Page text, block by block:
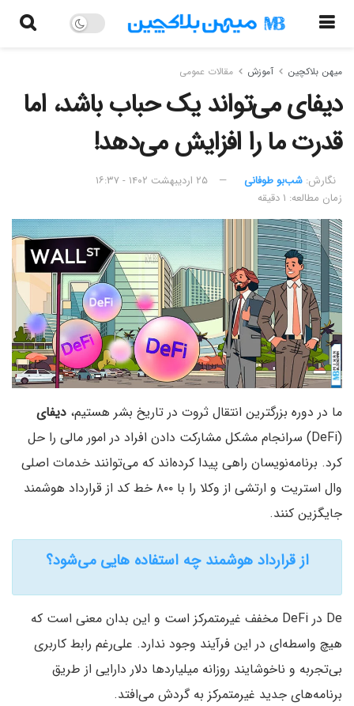
میهن بلاکچین آموزش مقالات عمومی
دیفای می‌تواند یک حباب باشد، اما
قدرت ما را افزایش می‌دهد!
نگارش:‌ شب‌بو طوفانی
۲۵ اردیبهشت ۱۴۰۲ - ۱۶:۳۷
زمان مطالعه: ۱ دقیقه
ما در دوره بزرگترین انتقال ثروت در تاریخ بشر هستیم، دیفای
(DeFi) سرانجام مشکل مشارکت دادن افراد در امور مالی را حل
کرد. برنامه‌نویسان راهی پیدا کرده‌اند که می‌توانند خدمات اصلی
وال استریت و ارتشی از وکلا را با ۸۰۰ خط کد از قرارداد هوشمند
جایگزین کنند.
از قرارداد هوشمند چه استفاده هایی می‌شود؟
De در DeFi مخفف غیرمتمرکز است و این بدان معنی است که
هیچ واسطه‌ای در این فرآیند وجود ندارد. علی‌رغم رابط کاربری
بی‌تجربه و ناخوشایند روزانه میلیاردها دلار دارایی از طریق
برنامه‌های جدید غیرمتمرکز به گردش می‌افتد.